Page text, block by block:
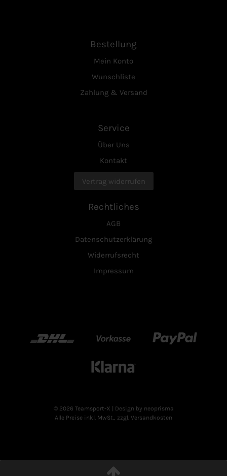
Bestellung
Mein Konto
Wunschliste
Zahlung & Versand
Service
Über Uns
Kontakt
Vertrag widerrufen
Rechtliches
AGB
Datenschutzerklärung
Widerrufsrecht
Impressum
DHL Vorkasse Paypal
Klarn
© 2026 Teamsport-X
| Design by neoprisma
Alle Preise inkl. MwSt., zzgl. Versandkosten